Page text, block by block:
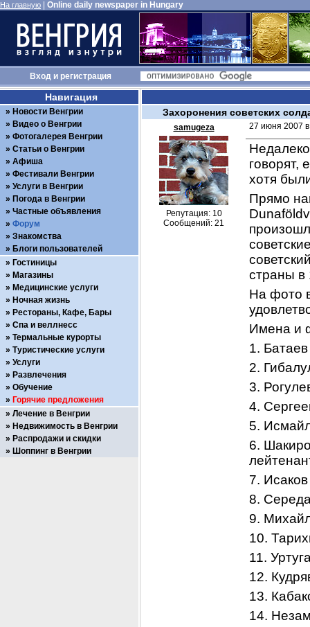
На главную Online daily newspaper in Hungary
Входи регистрация
Захоронения советских
samugeza
Репутация: 10
Сообщений: 21
27 июня 2007
говорят,
хотя
Прямо
страны в
На фото
Имена и
1.
2.
3.
4.
5.
6.
7.
8.
9.
10.
11.
12.
13.
14.
Навигация
Новости Венгрии
Видео о Венгрии
Фотогалерея Венгрии
Статьи о Венгрии
Афиша
Фестивали Венгрии
Услуги в Венгрии
Погода в Венгрии
Частные объявления
Форум
Знакомства
Блоги пользователей
Гостиницы
Магазины
Медицинские услуги
Ночная жизнь
Рестораны, Кафе, Бары
Спа и веллнесс
Термальные курорты
Туристические услуги
Услуги
Развлечения
Обучение
Горячие предложения
Лечение в Венгрии
Недвижимость в Венгрии
Распродажи и скидки
Шоппинг в Венгрии